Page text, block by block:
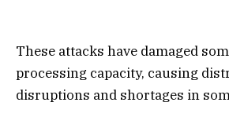
These attacks have damaged
processing capacity, causing
disruptions and shortages in